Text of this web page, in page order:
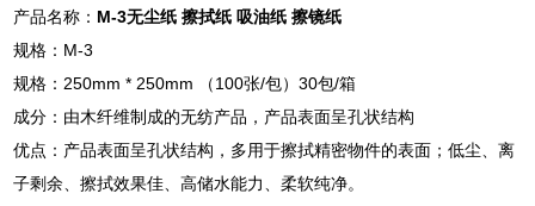
产品名称： M-3无尘纸 擦拭纸 吸油纸 擦镜纸
规格：M-3
规格：250mm * 250mm （100张/包）30包/箱
成分：由木纤维制成的无纺产品，产品表面呈孔状结构
优点：产品表面呈孔状结构，多用于擦拭精密物件的表面；低尘、离
子剩余、擦拭效果佳、高储水能力、柔软纯净。